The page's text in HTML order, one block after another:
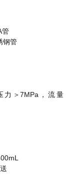
管
钢管
＞7MPa，流量